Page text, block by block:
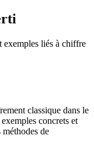
exemples liés à chiffre
classique dans le
concrets et
méthodes de